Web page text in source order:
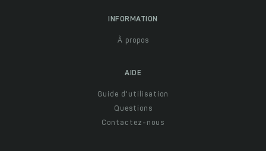
INFORMATION
À propos
AIDE
Guide d'utilisation
Questions
Contactez-nous